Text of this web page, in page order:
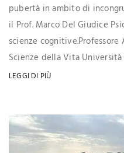
pubertà in ambito di
il Prof. Marco Del Giudice
scienze
Scienze della Vita Università
LEGGI DI PIÙ